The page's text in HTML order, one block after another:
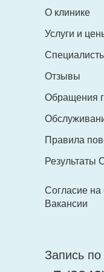
+7 (960)
+7 (3843)
О клинике
Услуги и
Обращения
Результаты
Согласие на
Отзывы
Правила
Вакансии
Запись